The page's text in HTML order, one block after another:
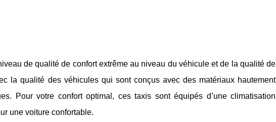
de qualité de confort extrême au niveau du véhicule et de la qualité de
la qualité des véhicules qui sont conçus avec des matériaux hautement
Pour votre confort optimal, ces taxis sont équipés d’une climatisation
une voiture confortable.